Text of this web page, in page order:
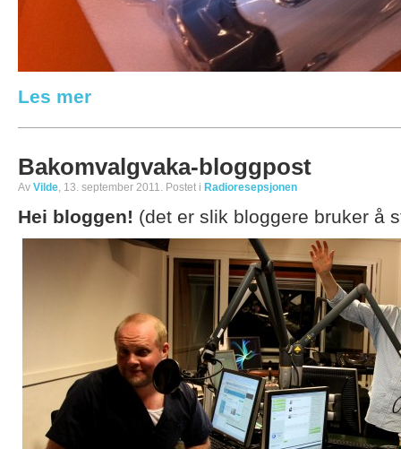
Les mer
Bakomvalgvaka-bloggpost
Av Vilde, 13. september 2011. Postet i Radioresepsjonen
Hei bloggen! (det er slik bloggere bruker å